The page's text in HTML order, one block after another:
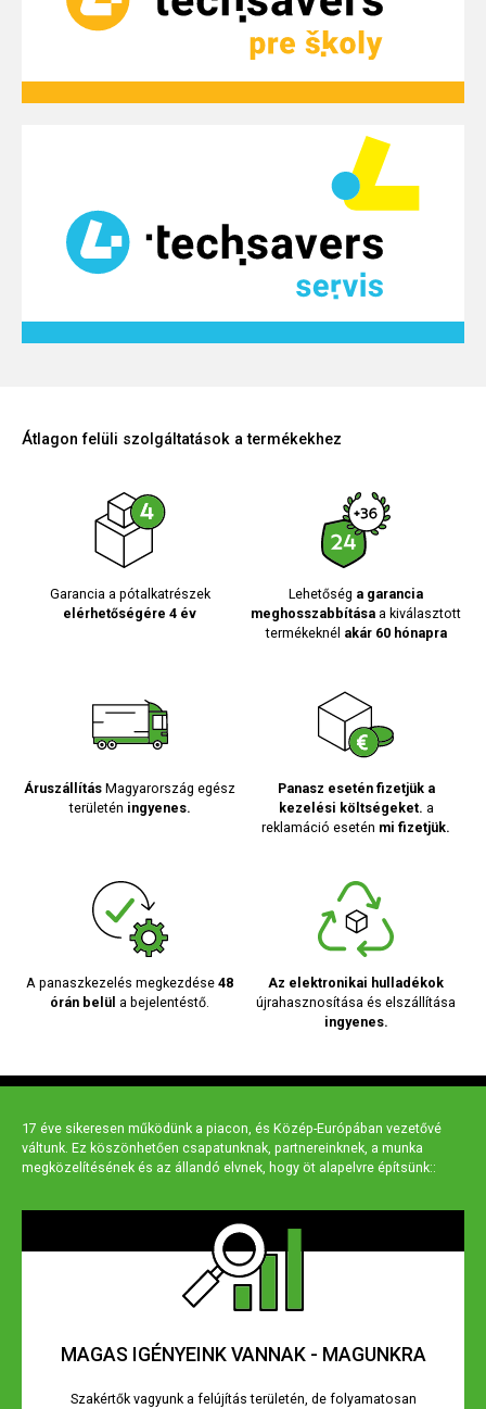
Átlagon felüli szolgáltatások a termékekhez
Garancia a pótalkatrészek
elérhetőségére 4 év
Lehetőség a garancia
meghosszabbítása a kiválasztott
termékeknél akár 60 hónapra
Áruszállítás Magyarország egész
területén ingyenes.
Panasz esetén fizetjük a
kezelési költségeket. a
reklamáció esetén mi fizetjük.
A panaszkezelés megkezdése48
órán belül a bejelentéstő.
Az elektronikai hulladékok
újrahasznosítása és elszállítása
ingyenes.
17 éve sikeresen működünk a piacon, és Közép-Európában vezetővé
váltunk. Ez köszönhetően csapatunknak, partnereinknek, a munka
megközelítésének és az állandó elvnek, hogy öt alapelvre építsünk::
MAGAS IGÉNYEINK VANNAK - MAGUNKRA
Szakértők vagyunk a felújítás területén, de folyamatosan